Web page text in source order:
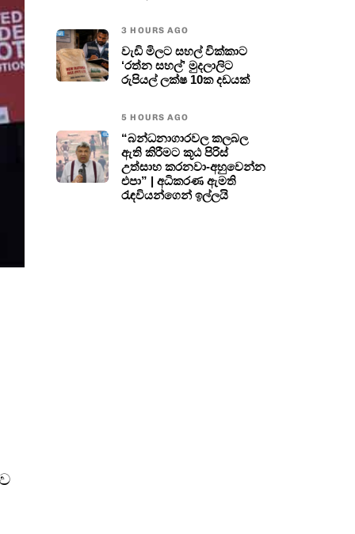
3 HOURS AGO
වැඩි මිලට සහල් වික්කාට
‘රත්න සහල්’ මුදලාලිට
රුපියල් ලක්ෂ 10ක දඩයක්
5 HOURS AGO
“බන්ධනාගාරවල කලබල
ඇති කිරීමට කූඨ පිරිස්
උත්සාහ කරනවා-අහුවෙන්න
එපා” | අධිකරණ ඇමති
රැඳවියන්ගෙන් ඉල්ලයි